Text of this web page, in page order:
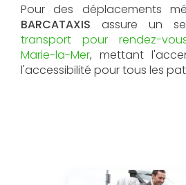
Pour des déplacements
BARCATAXIS assure un
transport pour rendez-
Marie-la-Mer, mettant
l'accessibilité pour tous les